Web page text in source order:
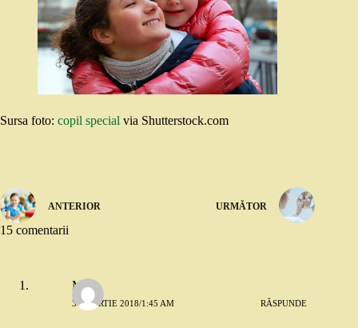
Sursa foto: copil special via Shutterstock.com
ANTERIOR URMĂTOR
15 comentarii
Mia
31 MARTIE 2018/1:45 AM RĂSPUNDE